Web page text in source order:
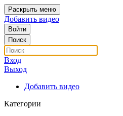
Раскрыть меню
Добавить видео
Войти
Поиск
Вход
Выход
Добавить видео
Категории